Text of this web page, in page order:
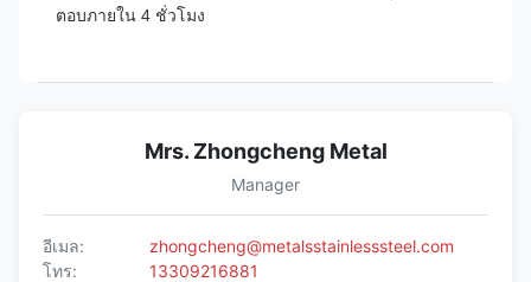
ตอบภายใน 4 ชั่วโมง
Mrs. Zhongcheng Metal
Manager
อีเมล:
zhongcheng@metalsstainlesssteel.com
โทร:
13309216881